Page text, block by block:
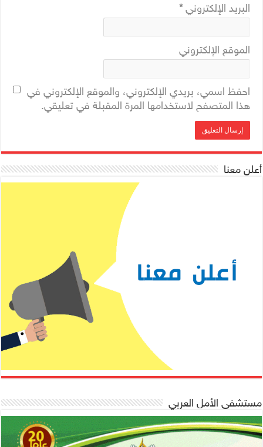
البريد الإلكتروني*
الموقع الإلكتروني
احفظ اسمي، بريدي الإلكتروني، والموقع الإلكتروني في
هذا المتصفح لاستخدامها المرة المقبلة في تعليقي.
أعلن معنا
مستشفى الأمل العربي